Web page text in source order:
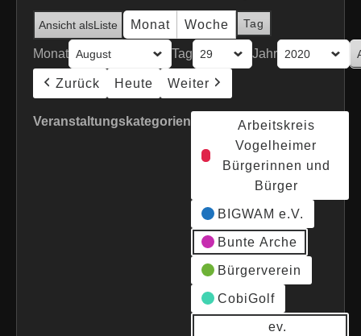
Ansicht alsListe Monat Woche Tag
Monat Tag Jahr
Zurück Heute Weiter
Veranstaltungskategorien
Arbeitskreis
Vogelheimer
Bürgerinnen und
Bürger
BIGWAM e.V.
Bunte Arche
Bürgerverein
CobiGolf
ev.